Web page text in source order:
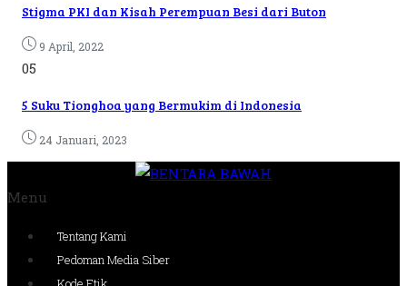
Stigma PKI dan Kisah Perempuan Besi dari Buton
9 April, 2022
05
5 Suku Tionghoa yang Bermukim di Indonesia
24 Januari, 2023
Menu
Tentang Kami
Pedoman Media Siber